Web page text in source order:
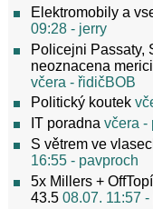
Elektromobily a
09:28 - jerry
Policejni Passaty,
neoznacena
včera - řidičBOB
Politický koutek
IT poradna včera -
S větrem ve
16:55 - pavproch
5x Millers +
43.5 08.07. 11:57 -